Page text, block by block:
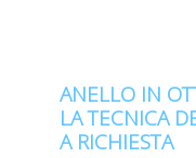
ANELLO IN
LA TECNICA
A RICHIESTA